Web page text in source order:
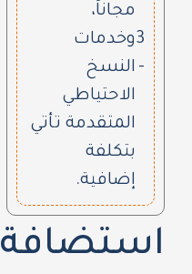
3
-
مجاناً،
وخدمات
النسخ
الاحتياطي
المتقدمة تأتي
بتكلفة
إضافية.
استضافة